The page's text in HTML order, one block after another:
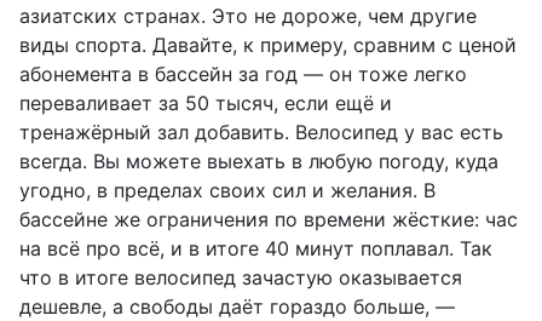
азиатских странах. Это не дороже, чем другие
виды спорта. Давайте, к примеру, сравним с ценой
абонемента в бассейн за год — он тоже легко
переваливает за 50 тысяч, если ещё и
тренажёрный зал добавить. Велосипед у вас есть
всегда. Вы можете выехать в любую погоду, куда
угодно, в пределах своих сил и желания. В
бассейне же ограничения по времени жёсткие: час
на всё про всё, и в итоге 40 минут поплавал. Так
что в итоге велосипед зачастую оказывается
дешевле, а свободы даёт гораздо больше, —